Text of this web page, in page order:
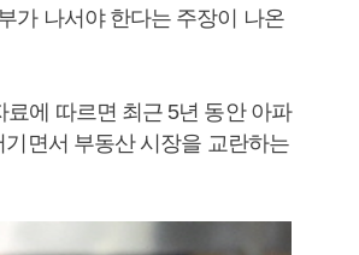
가 나서야 한다는 주장이 나온
에 따르면 최근 5년 동안 아파
면서 부동산 시장을 교란하는